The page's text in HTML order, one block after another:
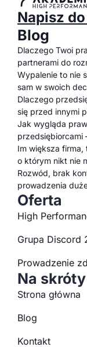
Napisz
Blog
Dlaczego Twoi
partnerami do
Wypalenie to nie
sam w swoich
Dlaczego
się przed innymi
Jak wygląda
przedsiębiorcami
Im większa firma,
o którym nikt nie
Rozwód, brak
prowadzenia
Oferta
High
Grupa Discord
Prowadzenie
Na skróty
Strona główna
Blog
Kontakt